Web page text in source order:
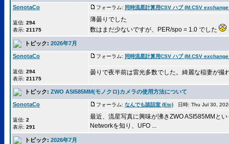
SonotaCo
返信: 294
表示: 21175
フォーラム: 同時流星計算用CSV ハブ (M.CSV
薄曇りでした
数はまだ少ないですが、PER/spo = 1.0 でした
トピック: 2026年7月
SonotaCo
返信: 294
表示: 21175
フォーラム: 同時流星計算用CSV ハブ (M.CSV
曇りで夜半前は雷光多数でした。綺麗な稲妻が撮
トピック: ZWO ASI585MM(モノクロ)カメラの使用方法について
SonotaCo
返信: 2
表示: 291
フォーラム: なんでも談話室 (Etc) 日時: Thu Jul 30,
最近、流星写真に興味が沸きZWO ASI585MMと
Networkを知り、UFO ...
トピック: 2026年7月